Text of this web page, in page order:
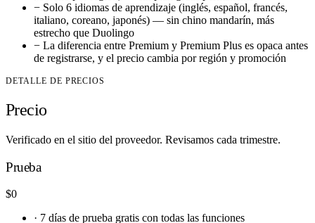
− Solo 6 idiomas de aprendizaje (inglés, español, francés,
italiano, coreano, japonés) — sin chino mandarín, más
estrecho que Duolingo
− La diferencia entre Premium y Premium Plus es opaca antes
de registrarse, y el precio cambia por región y promoción
DETALLE DE PRECIOS
Precio
Verificado en el sitio del proveedor. Revisamos cada trimestre.
Prueba
$0
· 7 días de prueba gratis con todas las funciones